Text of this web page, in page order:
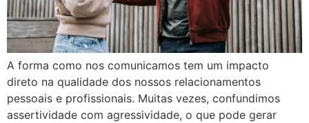
A forma como nos comunicamos tem um impacto
direto na qualidade dos nossos relacionamentos
pessoais e profissionais. Muitas vezes, confundimos
assertividade com agressividade, o que pode gerar